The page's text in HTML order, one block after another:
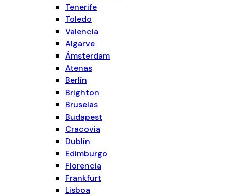
Tenerife
Toledo
Valencia
Algarve
Ámsterdam
Atenas
Berlín
Brighton
Bruselas
Budapest
Cracovia
Dublín
Edimburgo
Florencia
Frankfurt
Lisboa